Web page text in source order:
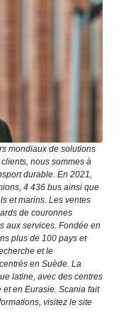
mondiaux de solutions
nous sommes à
durable. En 2021,
4 436 bus ainsi que
et marins. Les ventes
de couronnes
aux services. Fondée en
plus de 100 pays et
et le
en Suède. La
latine, avec des centres
en Eurasie. Scania fait
visitez le site